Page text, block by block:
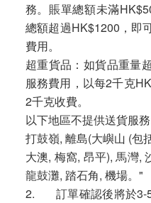
務。賬單總額未滿
總額超過HK$1200，即
費用。
超重貨品：如貨品重量
服務費用，以每2千克
2千克收費。
以下地區不提供送貨服
打鼓嶺, 離島(大嶼山 (包
大澳, 梅窩, 昂平), 馬灣,
龍鼓灘, 踏石角, 機場。"
2. 訂單確認後將於3-5